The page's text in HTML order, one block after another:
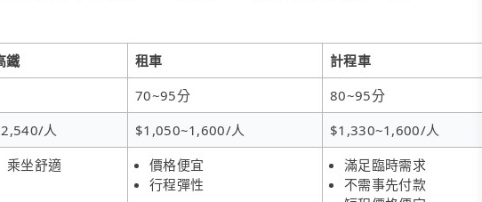
鐵 租車
計程車
70~95分
80~95分
人 $1,050~1,600/人
$1,330~1,600/人
乘坐舒適
價格便宜
行程彈性
滿足臨時需求
不需事先付款